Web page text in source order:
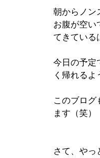
朝からノン
お腹が空い
てきている
今日の予定
く帰れる
このブログ
ます（笑）
さて、やっ